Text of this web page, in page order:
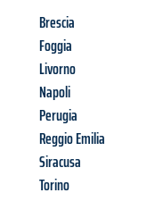
Brescia
Foggia
Livorno
Napoli
Perugia
Reggio Emilia
Siracusa
Torino